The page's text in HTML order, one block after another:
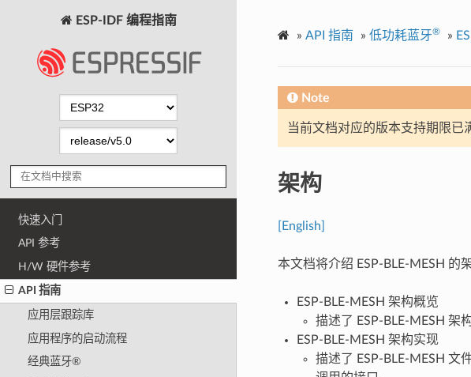
ESP-IDF 编程指南
快速入门
API 参考
H/W 硬件参考
API 指南
应用层跟踪库
应用程序的启动流程
经典蓝牙®
» API 指南 » 低功耗蓝牙® »
Note
当前文档对应的版本支持期限已
架构
[English]
本文档将介绍 ESP-BLE-MESH 的
ESP-BLE-MESH 架构概览
描述了 ESP-BLE-MESH 架
ESP-BLE-MESH 架构实现
描述了 ESP-BLE-MESH 文